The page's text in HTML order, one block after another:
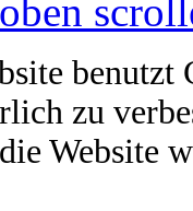
zu
Website